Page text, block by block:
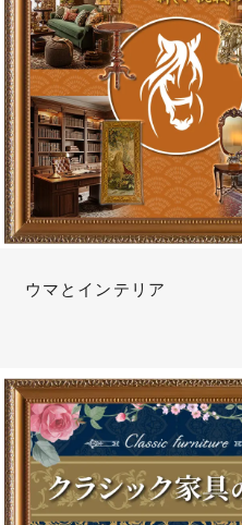
ウマとインテリア